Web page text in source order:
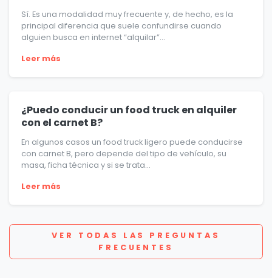
Sí. Es una modalidad muy frecuente y, de hecho, es la
principal diferencia que suele confundirse cuando
alguien busca en internet “alquilar”...
Leer más
¿Puedo conducir un food truck en alquiler
con el carnet B?
En algunos casos un food truck ligero puede conducirse
con carnet B, pero depende del tipo de vehículo, su
masa, ficha técnica y si se trata...
Leer más
VER TODAS LAS PREGUNTAS
FRECUENTES